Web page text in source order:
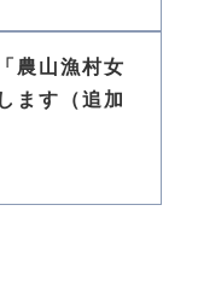
農山漁村女
ます（追加